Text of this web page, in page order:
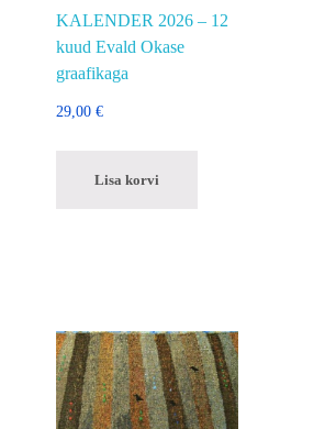
KALENDER 2026 – 12
kuud Evald Okase
graafikaga
29,00 €
Lisa korvi